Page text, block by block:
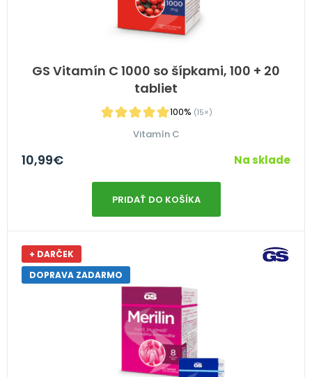
GS Vitamín C 1000 so šípkami, 100 + 20
tabliet
100% (15×)
Vitamín C
10,99€ Na sklade
PRIDAŤ DO KOŠÍKA
+ DARČEK
DOPRAVA ZADARMO